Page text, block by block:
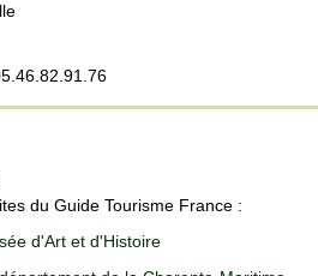
du Guide Tourisme France :
d'Art et d'Histoire